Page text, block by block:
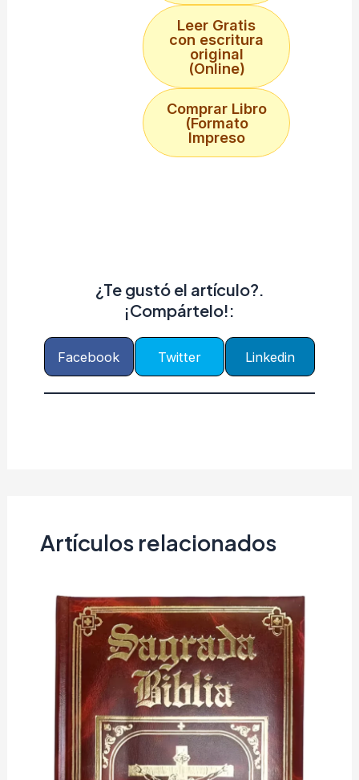
Leer Gratis
con escritura
original
(Online)
Comprar Libro
(Formato
Impreso
¿Te gustó el artículo?.
¡Compártelo!:
Facebook Twitter Linkedin
Artículos relacionados